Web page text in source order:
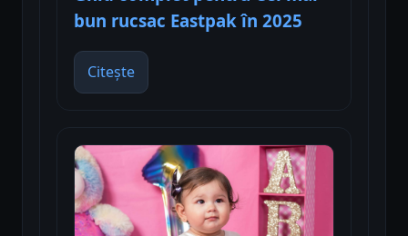
bun rucsac Eastpak în 2025
Citește